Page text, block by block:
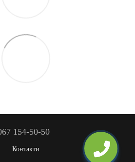
154-50-50
Контакти